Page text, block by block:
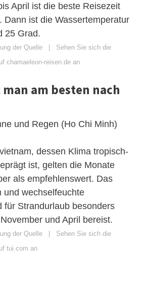
April ist die beste Reisezeit
Dann ist die Wassertemperatur
25 Grad.
der Quelle | Sehen Sie sich die
chamaeleon-reisen.de an
am besten nach
und Regen (Ho Chi Minh)
dessen Klima tropisch-
ist, gelten die Monate
als empfehlenswert. Das
und wechselfeuchte
für Strandurlaub besonders
und April bereist.
der Quelle | Sehen Sie sich die
tui.com an